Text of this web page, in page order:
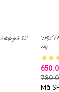
giả 12
Mã
cây
Mã